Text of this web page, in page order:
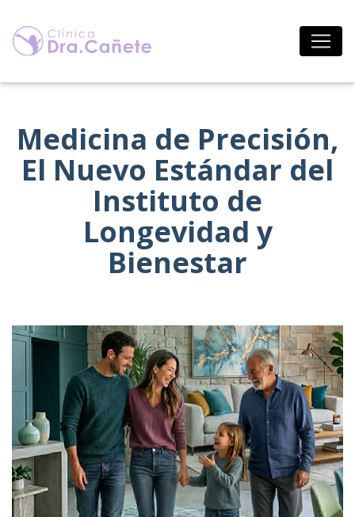
contenido
Medicina de Precisión,
El Nuevo Estándar del
Instituto de
Longevidad y
Bienestar